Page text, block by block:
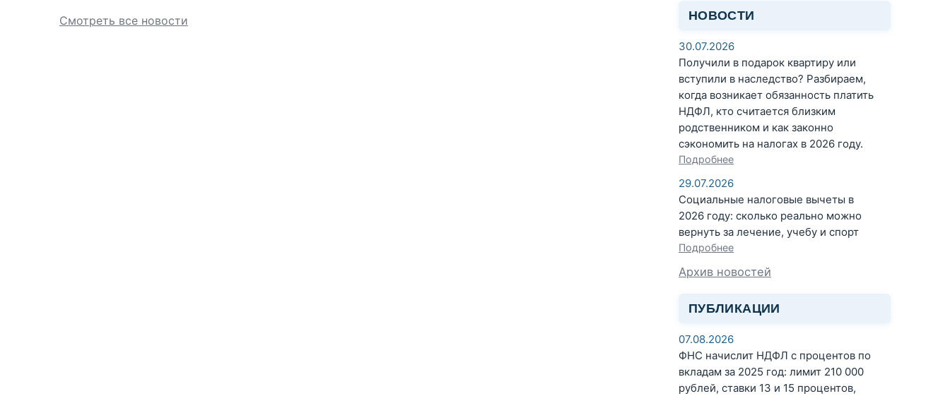
Смотреть все новости НОВОСТИ
30.07.2026
Получили в подарок квартиру или
вступили в наследство? Разбираем,
когда возникает обязанность платить
НДФЛ, кто считается близким
родственником и как законно
сэкономить на налогах в 2026 году.
Подробнее
29.07.2026
Социальные налоговые вычеты в
2026 году: сколько реально можно
вернуть за лечение, учебу и спорт
Подробнее
Архив новостей
ПУБЛИКАЦИИ
07.08.2026
ФНС начислит НДФЛ с процентов по
вкладам за 2025 год: лимит 210 000
рублей, ставки 13 и 15 процентов,